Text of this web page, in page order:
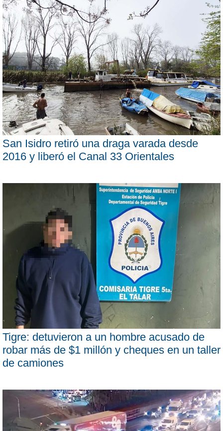
San Isidro retiró una draga varada desde
2016 y liberó el Canal 33 Orientales
Tigre: detuvieron a un hombre acusado de
robar más de $1 millón y cheques en un taller
de camiones